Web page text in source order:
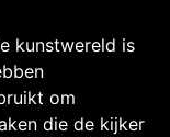
kunstwereld is
om
die de kijker